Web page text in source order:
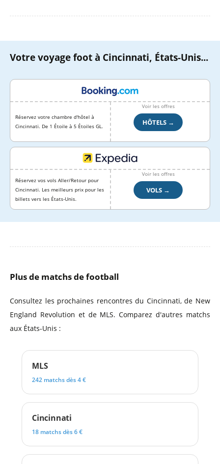
Votre voyage foot à Cincinnati, États-Unis...
Réservez votre chambre d'hôtel à
Cincinnati. De 1 Étoile à 5 Étoiles GL.
Voir les offres
HÔTELS →
Réservez vos vols Aller/Retour pour
Cincinnati. Les meilleurs prix pour les
billets vers les États-Unis.
Voir les offres
VOLS →
Plus de matchs de football
Consultez les prochaines rencontres du Cincinnati, de New
England Revolution et de MLS. Comparez d'autres matchs
aux États-Unis :
MLS
242 matchs dès 4 €
Cincinnati
18 matchs dès 6 €